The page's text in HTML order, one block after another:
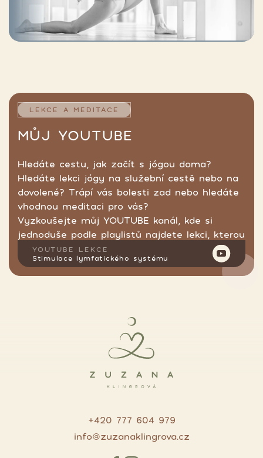
LEKCE A MEDITACE
MŮJ YOUTUBE
Hledáte cestu, jak začít s jógou doma?
Hledáte lekci jógy na služební cestě nebo na
dovolené? Trápí vás bolesti zad nebo hledáte
vhodnou meditaci pro vás?
Vyzkoušejte můj YOUTUBE kanál, kde si
jednoduše podle playlistů najdete lekci, kterou
hledáte.
YOUTUBE LEKCE
Stimulace lymfatického systému
+420 777 604 979
info@zuzanaklingrova.cz